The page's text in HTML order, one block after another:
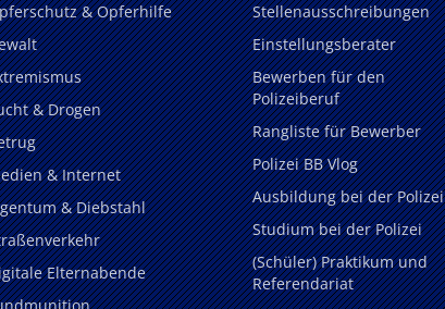
& Opferhilfe
& Drogen
& Internet
& Diebstahl
Elternabende
Stellenausschreibungen
Einstellungsberater
Bewerben für den
Polizeiberuf
Rangliste für Bewerber
Polizei BB Vlog
Ausbildung bei der Polizei
Studium bei der Polizei
(Schüler) Praktikum und
Referendariat